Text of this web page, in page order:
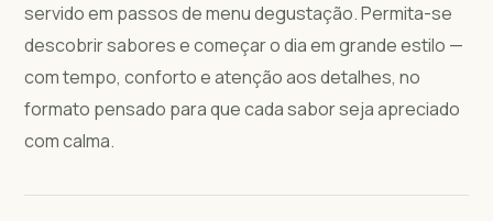
servido em passos de menu degustação. Permita-se
descobrir sabores e começar o dia em grande estilo —
com tempo, conforto e atenção aos detalhes, no
formato pensado para que cada sabor seja apreciado
com calma.